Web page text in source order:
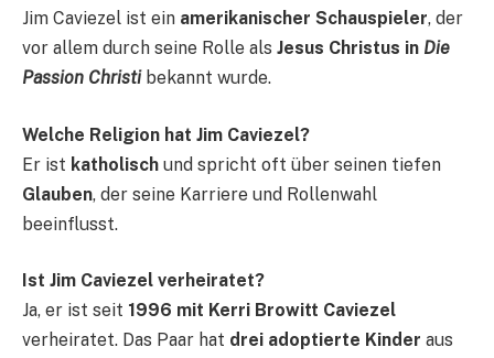
Jim Caviezel ist ein amerikanischer Schauspieler, der
vor allem durch seine Rolle als Jesus Christus in Die
Passion Christibekannt wurde.
Welche Religion hat Jim Caviezel?
Er ist katholisch und spricht oft über seinen tiefen
Glauben, der seine Karriere und Rollenwahl
beeinflusst.
Ist Jim Caviezel verheiratet?
Ja, er ist seit 1996 mit Kerri Browitt Caviezel
verheiratet. Das Paar hat drei adoptierte Kinder aus